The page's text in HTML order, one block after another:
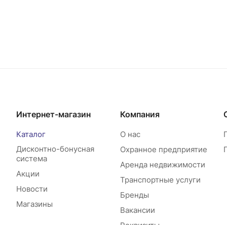
Интернет-магазин
Каталог
Дисконтно-бонусная
система
Акции
Новости
Магазины
Компания
О нас
Охранное предприятие
Аренда недвижимости
Транспортные услуги
Бренды
Вакансии